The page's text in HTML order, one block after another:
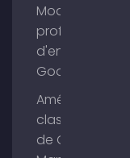
Modifier le
profil
d'entreprise
Google
Améliorer le
classement
de Google